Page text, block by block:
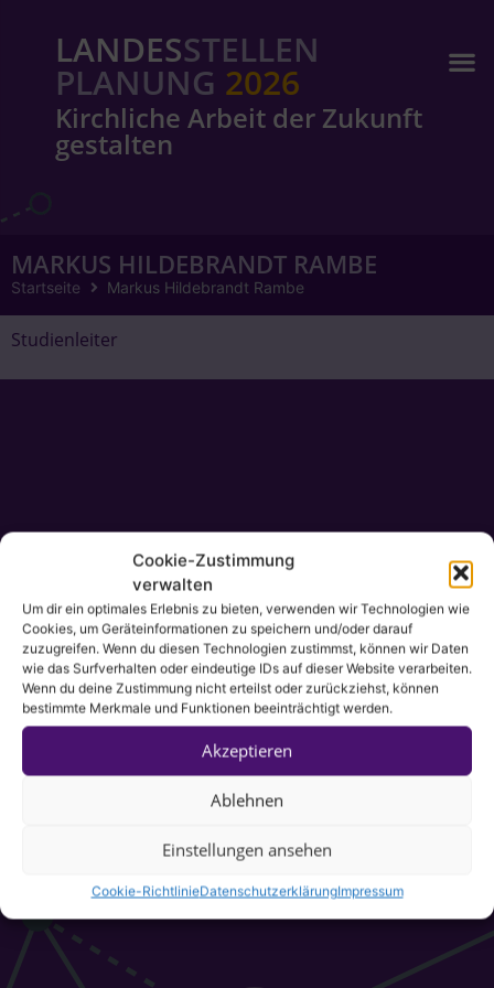
Cookie-Zustimmung
verwalten
Um dir ein optimales Erlebnis zu bieten, verwenden wir Technologien wie
Cookies, um Geräteinformationen zu speichern und/oder darauf
zuzugreifen. Wenn du diesen Technologien zustimmst, können wir Daten
wie das Surfverhalten oder eindeutige IDs auf dieser Website verarbeiten.
Wenn du deine Zustimmung nicht erteilst oder zurückziehst, können
bestimmte Merkmale und Funktionen beeinträchtigt werden.
Akzeptieren
Ablehnen
Einstellungen ansehen
Cookie-RichtlinieDatenschutzerklärungImpressum
LANDESSTELLEN
PLANUNG 2026
Kirchliche Arbeit der Zukunft
gestalten
MARKUS HILDEBRANDT RAMBE
Startseite Markus Hildebrandt Rambe
Studienleiter